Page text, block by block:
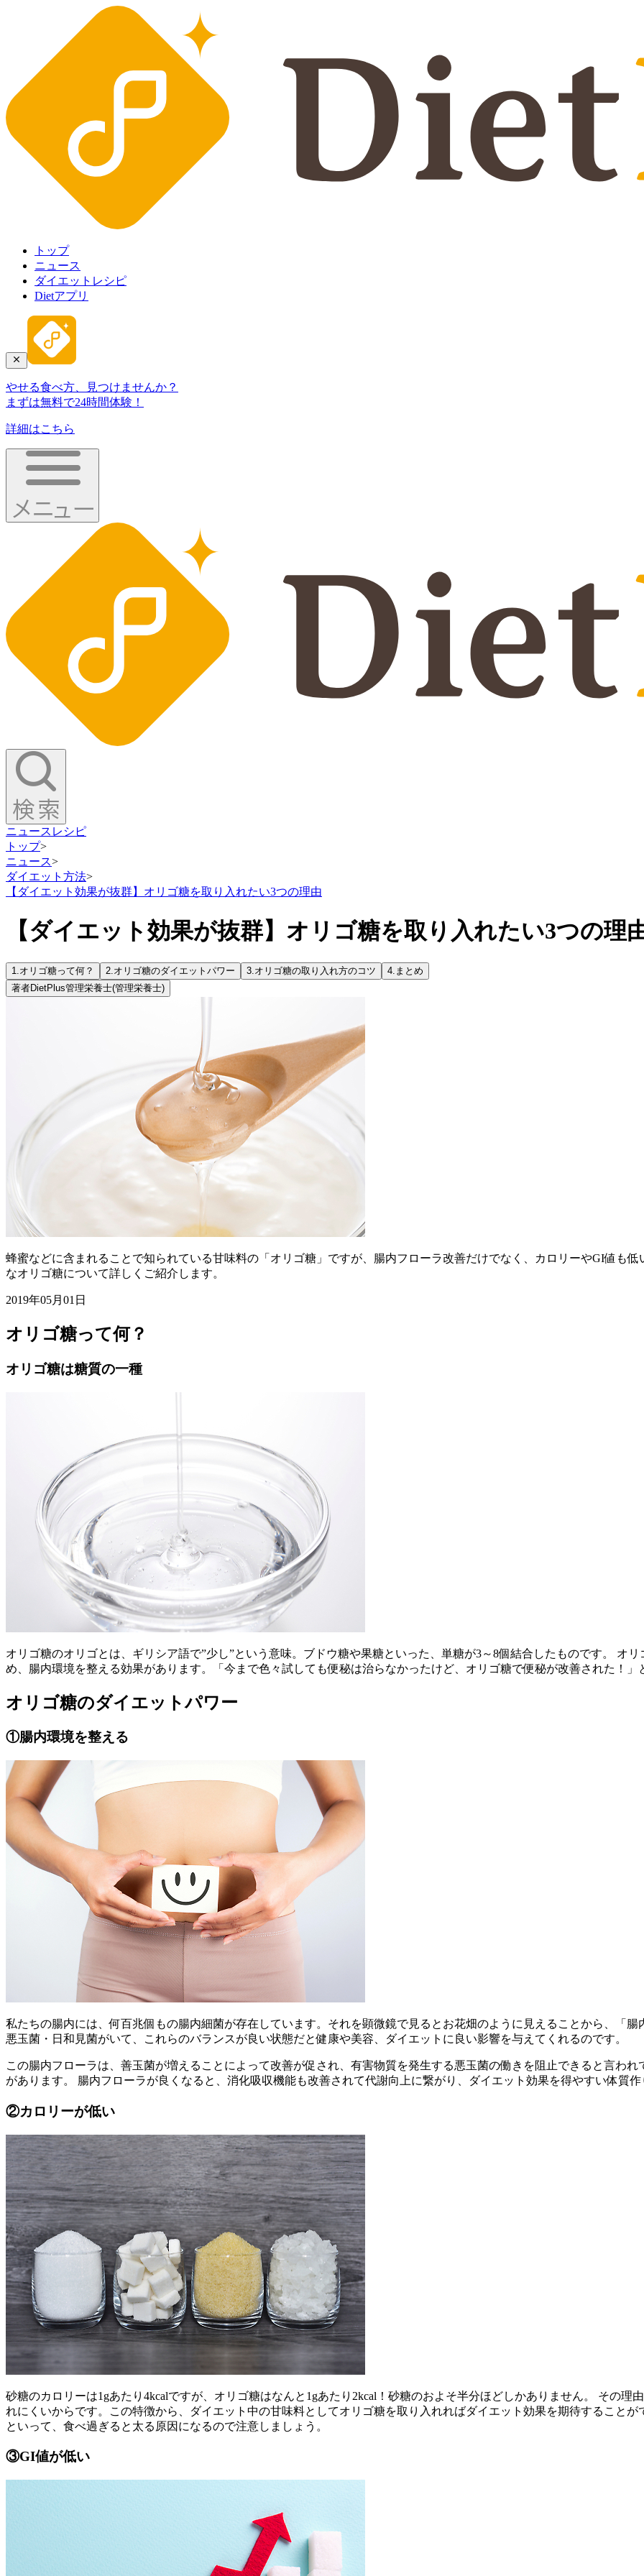
トップ
ニュース
ダイエットレシピ
Dietアプリ
やせる食べ方、見つけませんか？
まずは無料で24時間体験！
詳細はこちら
ニュース レシピ
トップ>
ニュース>
ダイエット方法>
【ダイエット効果が抜群】オリゴ糖を取り入れたい3つの理由
【ダイエット効果が抜群】オリゴ糖を取り入れたい3つの理
1.オリゴ糖って何？ 2.オリゴ糖のダイエットパワー 3.オリゴ糖の取り入れ方のコツ 4. まとめ
著者DietPlus管理栄養士(管理栄養士)
蜂蜜などに含まれることで知られている甘味料の「オリゴ糖」ですが、腸内フローラ改善だけでなく、カロリーやGI値も
なオリゴ糖について詳しくご紹介します。
2019年05月01日
オリゴ糖って何？
オリゴ糖は糖質の一種
オリゴ糖のオリゴとは、ギリシア語で”少し”という意味。ブドウ糖や果糖といった、単糖が3～8個結合したものです。 オ
め、腸内環境を整える効果があります。「今まで色々試しても便秘は治らなかったけど、オリゴ糖で便秘が改善された！
オリゴ糖のダイエットパワー
①腸内環境を整える
私たちの腸内には、何百兆個もの腸内細菌が存在しています。それを顕微鏡で見るとお花畑のように見えることから、「
悪玉菌・日和見菌がいて、これらのバランスが良い状態だと健康や美容、ダイエットに良い影響を与えてくれるのです。
この腸内フローラは、善玉菌が増えることによって改善が促され、有害物質を発生する悪玉菌の働きを阻止できると言わ
があります。 腸内フローラが良くなると、消化吸収機能も改善されて代謝向上に繋がり、ダイエット効果を得やすい体質
②カロリーが低い
砂糖のカロリーは1gあたり4kcalですが、オリゴ糖はなんと1gあたり2kcal！砂糖のおよそ半分ほどしかありません。 その
れにくいからです。この特徴から、ダイエット中の甘味料としてオリゴ糖を取り入れればダイエット効果を期待すること
といって、食べ過ぎると太る原因になるので注意しましょう。
③GI値が低い